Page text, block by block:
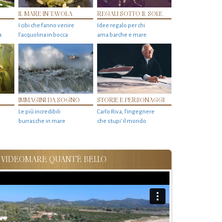
IL MARE IN TAVOLA
I cibi che fanno venire
l’acquolina in bocca
REGALI SOTTO IL SOLE
Idee regalo per chi
ama barche e mare
IMMAGINI DA SOGNO
Le più incredibili
burrasche in mare
STORIE E PERSONAGGI
Carlo Riva, l’ingegnere
che stupi' il mondo
VIDEOMARE QUANT'È BELLO